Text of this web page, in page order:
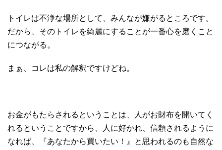
トイレは不浄な場所として、みんなが嫌がるところです。
だから、そのトイレを綺麗にすることが一番心を磨くこと
につながる。
まぁ、コレは私の解釈ですけどね。
お金がもたらされるということは、人がお財布を開いてく
れるということですから、人に好かれ、信頼されるように
なれば、『あなたから買いたい！』と思われるのも自然な